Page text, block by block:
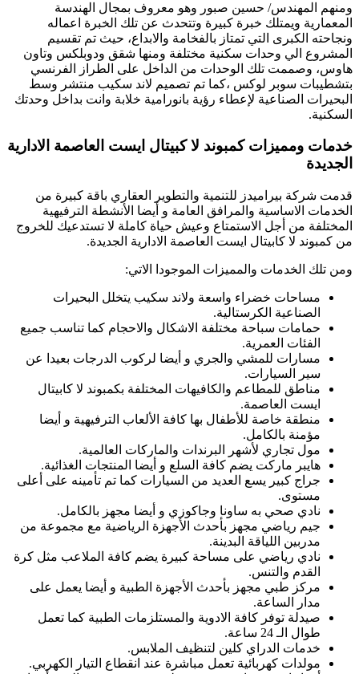
ومنهم المهندس/ حسين صبور وهو معروف بمجال الهندسة
المعمارية ويمتلك خبرة كبيرة وتتحدث عن تلك الخبرة اعماله
ونجاحته الكبرى التي تمتاز بالفخامة والابداع، حيث تم تقسيم
المشروع الي وحدات سكنية مختلفة ومنها شقق ودوبلكس وتاون
هاوس، وصممت تلك الوحدات من الداخل على الطراز الفرنسي
بتشطيبات سوبر لوكس ،كما تم تصميم لاند سكيب منتشر وسط
البحيرات الصناعية لإعطاء رؤية بانورامية خلابة وانت بداخل وحدتك
السكنية.
خدمات ومميزات كمبوند لا كبيتال ايست العاصمة الادارية
الجديدة
قدمت شركة بيراميدز للتنمية والتطوير العقاري باقة كبيرة من
الخدمات الاساسية والمرافق العامة و أيضا الأنشطة الترفيهية
المختلفة من أجل الاستمتاع وعيش حياة كاملة لا تستدعيك للخروج
من كمبوند لا كابيتال ايست العاصمة الادارية الجديدة.
ومن تلك الخدمات والمميزات الموجودا الاتي:
مساحات خضراء واسعة ولاند سكيب يتخلل البحيرات
الصناعية الكرستالية.
حمامات سباحة مختلفة الاشكال والاحجام كما تناسب جميع
الفئات العمرية.
مسارات للمشي والجري و أيضا لركوب الدرجات بعيدا عن
سير السيارات.
مناطق للمطاعم والكافيهات المختلفة بكمبوند لا كابيتال
ايست العاصمة.
منطقة خاصة للأطفال بها كافة الألعاب الترفيهية و أيضا
مؤمنة بالكامل.
مول تجاري لأشهر البرندات والماركات العالمية.
هايبر ماركت يضم كافة السلع و أيضا المنتجات الغذائية.
جراج كبير يسع العديد من السيارات كما تم تأمينه على أعلى
مستوى.
نادي صحي به ساونا وجاكوزي و أيضا مجهز بالكامل.
جيم رياضي مجهز بأحدث الأجهزة الرياضية مع مجموعة من
مدربين اللياقة البدينة.
نادي رياضي على مساحة كبيرة يضم كافة الملاعب مثل كرة
القدم والتنس.
مركز طبي مجهز بأحدث الأجهزة الطبية و أيضا يعمل على
مدار الساعة.
صيدلة توفر كافة الادوية والمستلزمات الطبية كما تعمل
طوال الـ 24 ساعة.
خدمات الدراي كلين لتنظيف الملابس.
مولدات كهربائية تعمل مباشرة عند انقطاع التيار الكهربي.